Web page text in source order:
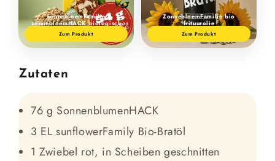
zonnebloemFamilie
zonnebloemHACK biologisch
Zum Produkt
ZonnebloemFamilie bio
frituurolie
Zum Produkt
Zutaten
76 g SonnenblumenHACK
3 EL sunflowerFamily Bio-Bratöl
1 Zwiebel rot, in Scheiben geschnitten